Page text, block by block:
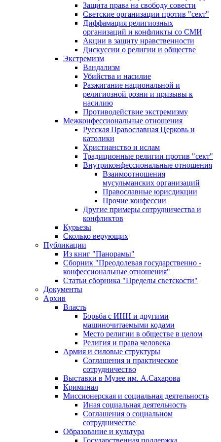
Защита права на свободу совести
Светские организации против "сект"
Диффамация религиозных
организаций и конфликты со СМИ
Акции в защиту нравственности
Дискуссии о религии и обществе
Экстремизм
Вандализм
Убийства и насилие
Разжигание национальной и
религиозной розни и призывы к
насилию
Противодействие экстремизму
Межконфессиональные отношения
Русская Православная Церковь и
католики
Христианство и ислам
Традиционные религии против "сект"
Внутриконфессиональные отношения
Взаимоотношения
мусульманских организаций
Православные юрисдикции
Прочие конфессии
Другие примеры сотрудничества и
конфликтов
Курьезы
Сколько верующих
Публикации
Из книг "Панорамы"
Сборник "Преодолевая государственно -
конфессиональные отношения"
Статьи сборника "Пределы светскости"
Документы
Архив
Власть
Борьба с ИНН и другими
машиночитаемыми кодами
Место религии в обществе в целом
Религия и права человека
Армия и силовые структуры
Соглашения и практическое
сотрудничество
Выставки в Музее им. А.Сахарова
Криминал
Миссионерская и социальная деятельность
Иная социальная деятельность
Соглашения о социальном
сотрудничестве
Образование и культура
Государственная поддержка